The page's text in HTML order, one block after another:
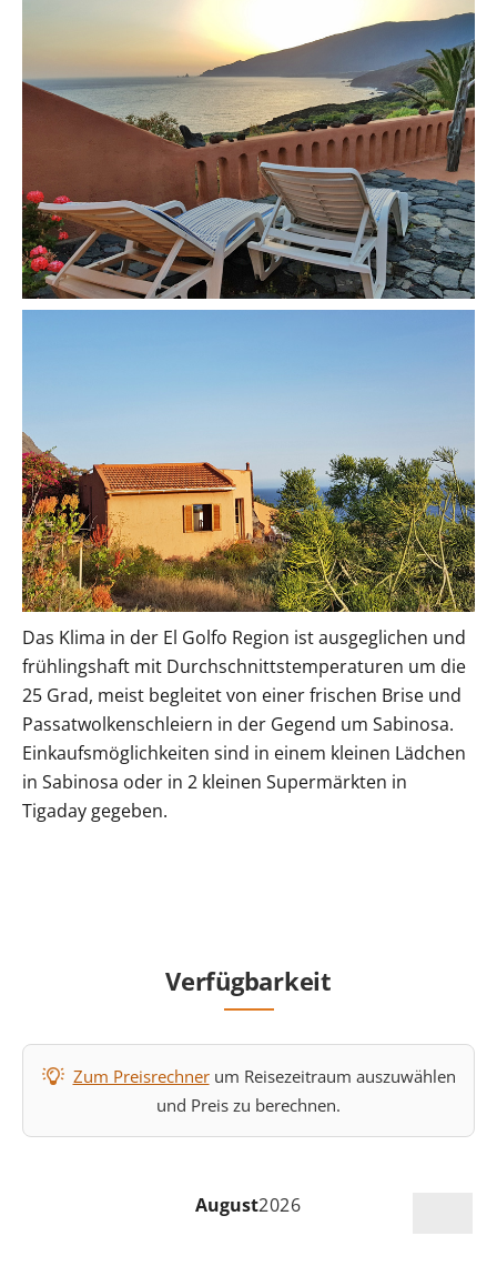
Das Klima in der El Golfo Region ist ausgeglichen und
frühlingshaft mit Durchschnittstemperaturen um die
25 Grad, meist begleitet von einer frischen Brise und
Passatwolkenschleiern in der Gegend um Sabinosa.
Einkaufsmöglichkeiten sind in einem kleinen Lädchen
in Sabinosa oder in 2 kleinen Supermärkten in
Tigaday gegeben.
Verfügbarkeit
Zum Preisrechnerum Reisezeitraum auszuwählen
und Preis zu berechnen.
August2026